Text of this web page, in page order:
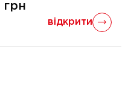
грн
відкрити